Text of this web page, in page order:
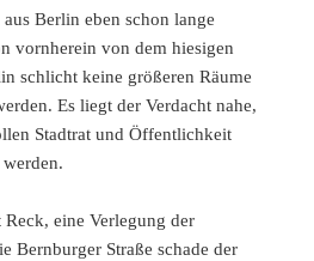
Berlin eben schon lange
vornherein von dem hiesigen
schlicht keine größeren Räume
Es liegt der Verdacht nahe,
Stadtrat und Öffentlichkeit
eine Verlegung der
Bernburger Straße schade der